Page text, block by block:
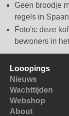
Geen broodje
regels in
Foto's: deze
bewoners in
Looopings
Nieuws
Wachttijden
Webshop
About